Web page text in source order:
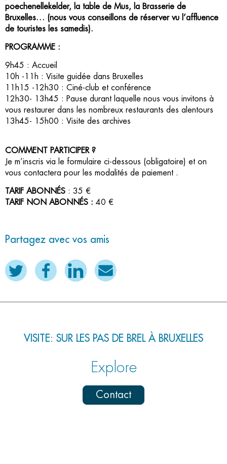
poechenellekelder, la table de Mus, la Brasserie de
Bruxelles… (nous vous conseillons de réserver vu l’affluence
de touristes les samedis).
PROGRAMME :
9h45 : Accueil
10h -11h : Visite guidée dans Bruxelles
11h15 -12h30 : Ciné-club et conférence
12h30- 13h45 : Pause durant laquelle nous vous invitons à
vous restaurer dans les nombreux restaurants des alentours
13h45- 15h00 : Visite des archives
COMMENT PARTICIPER ?
Je m’inscris via le formulaire ci-dessous (obligatoire) et on
vous contactera pour les modalités de paiement .
TARIF ABONNÉS : 35 €
TARIF NON ABONNÉS : 40 €
Partagez avec vos amis
VISITE: SUR LES PAS DE BREL À BRUXELLES
Explore
Contact